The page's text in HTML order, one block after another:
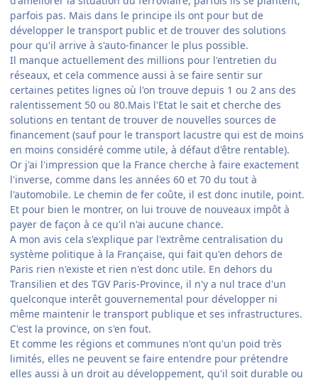
parfois pas. Mais dans le principe ils ont pour but de
développer le transport public et de trouver des solutions
pour qu'il arrive à s'auto-financer le plus possible.
Il manque actuellement des millions pour l'entretien du
réseaux, et cela commence aussi à se faire sentir sur
certaines petites lignes où l'on trouve depuis 1 ou 2 ans des
ralentissement 50 ou 80.Mais l'Etat le sait et cherche des
solutions en tentant de trouver de nouvelles sources de
financement (sauf pour le transport lacustre qui est de moins
en moins considéré comme utile, à défaut d'être rentable).
Or j'ai l'impression que la France cherche à faire exactement
l'inverse, comme dans les années 60 et 70 du tout à
l'automobile. Le chemin de fer coûte, il est donc inutile, point.
Et pour bien le montrer, on lui trouve de nouveaux impôt à
payer de façon à ce qu'il n'ai aucune chance.
A mon avis cela s'explique par l'extrême centralisation du
système politique à la Française, qui fait qu'en dehors de
Paris rien n'existe et rien n'est donc utile. En dehors du
Transilien et des TGV Paris-Province, il n'y a nul trace d'un
quelconque interêt gouvernemental pour développer ni
même maintenir le transport publique et ses infrastructures.
C'est la province, on s'en fout.
Et comme les régions et communes n'ont qu'un poid très
limités, elles ne peuvent se faire entendre pour prétendre
elles aussi à un droit au développement, qu'il soit durable ou